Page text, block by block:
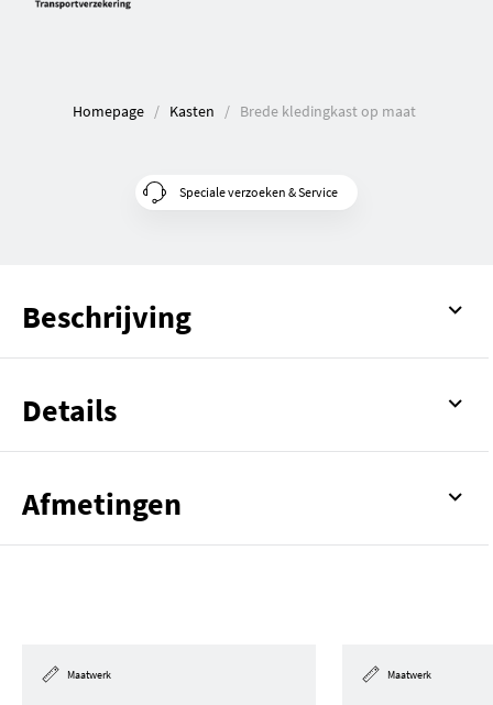
Homepage Kasten Brede kledingkast op maat
Speciale verzoeken & Service
Beschrijving
Details
Afmetingen
Maatwerk Maatwerk